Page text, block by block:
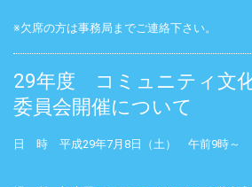
※欠席の方は事務局までご連絡下さい。
29年度 コミュニティ文
委員会開催について
日 時 平成29年7月8日（土） 午前9時～